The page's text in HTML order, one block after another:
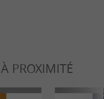
À PROXIMITÉ